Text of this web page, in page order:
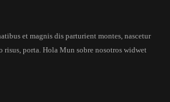
et magnis dis parturient montes, nascetur
porta. Hola Mun sobre nosotros widwet